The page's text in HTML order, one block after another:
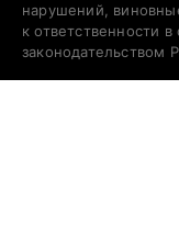
нарушений,
к ответственности
законодательством